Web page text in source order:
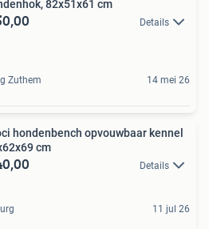
hondenhok, 82x51x61 cm
Details
Zuthem 14 mei 26
hondenbench opvouwbaar kennel
cm
Details
11 jul 26